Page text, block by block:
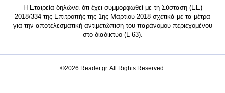
Η Εταιρεία δηλώνει ότι έχει συμμορφωθεί με τη Σύσταση (ΕΕ)
2018/334 της Επιτροπής της 1ης Μαρτίου 2018 σχετικά με τα μέτρα
για την αποτελεσματική αντιμετώπιση του παράνομου περιεχομένου
στο διαδίκτυο (L 63).
©2026 Reader.gr. All Rights Reserved.